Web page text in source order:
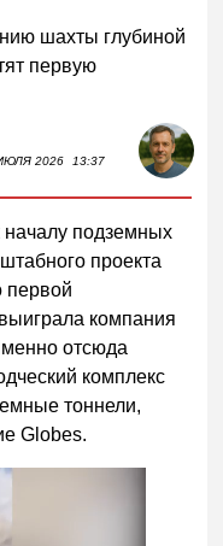
шахты глубиной
первую
2026 13:37
началу подземных
проекта
первой
компания
отсюда
комплекс
тоннели,
Globes.